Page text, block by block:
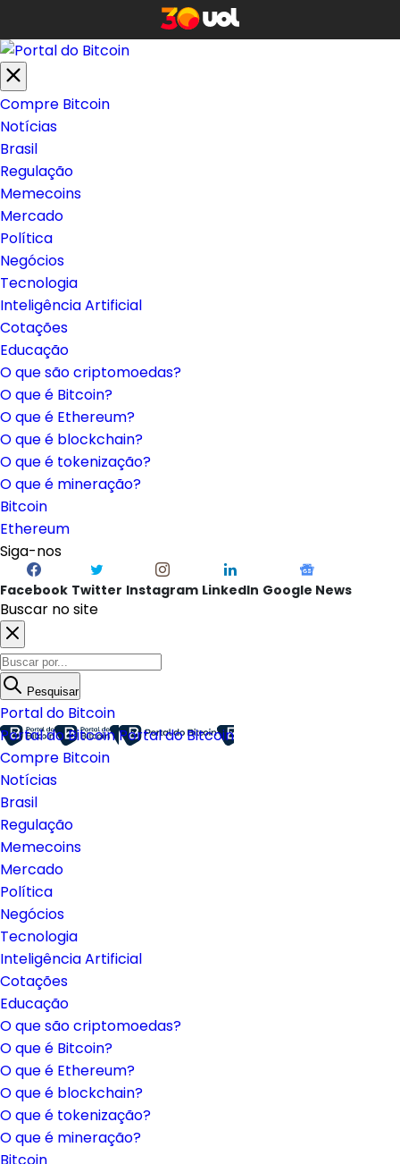
Compre Bitcoin
Notícias
Brasil
Regulação
Memecoins
Mercado
Política
Negócios
Tecnologia
Inteligência Artificial
Cotações
Educação
O que são criptomoedas?
O que é Bitcoin?
O que é Ethereum?
O que é blockchain?
O que é tokenização?
O que é mineração?
Bitcoin
Ethereum
Siga-nos
Facebook Twitter Instagram LinkedIn Google News
Buscar no site
Pesquisar
Portal do Bitcoin
Portal do BitcoinPortal do Bitcoin
Compre Bitcoin
Notícias
Brasil
Regulação
Memecoins
Mercado
Política
Negócios
Tecnologia
Inteligência Artificial
Cotações
Educação
O que são criptomoedas?
O que é Bitcoin?
O que é Ethereum?
O que é blockchain?
O que é tokenização?
O que é mineração?